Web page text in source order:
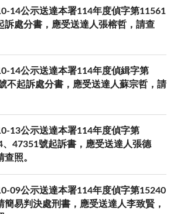
14公示送達本署114年度偵字第11561
訴處分書，應受送達人張榕哲，請查
14公示送達本署114年度偵緝字第
不起訴處分書，應受送達人蘇宗哲，請
13公示送達本署114年度偵字第
、47351號起訴書，應受送達人張德
查照。
09公示送達本署114年度偵字第15240
簡易判決處刑書，應受送達人李致賢，